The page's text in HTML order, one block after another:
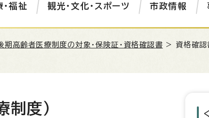
・福祉 観光・文化・スポーツ 市政情報
期高齢者医療制度の対象・保険証・資格確認書 > 資格確認
度）